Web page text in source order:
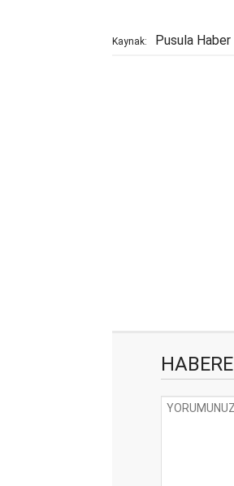
Kaynak: Pusula Haber
HABERE